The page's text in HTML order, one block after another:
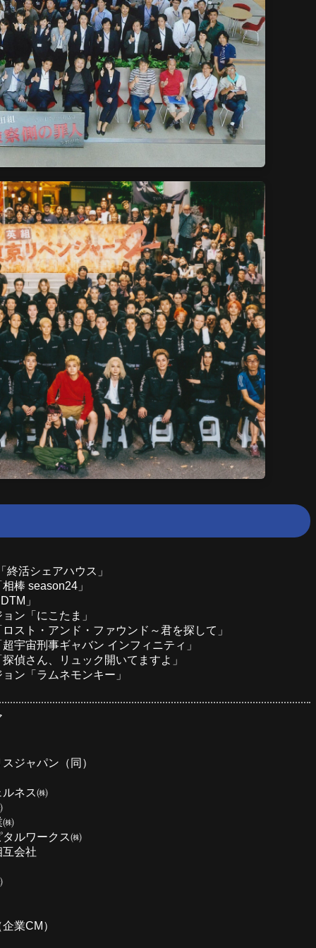
終活シェアハウス」
棒 season24」
」
ン「にこたま」
スト・アンド・ファウンド～君を探して」
宇宙刑事ギャバン インフィニティ」
偵さん、リュック開いてますよ」
ン「ラムネモンキー」
ジャパン（同）
ルネス㈱
㈱
ルワークス㈱
会社
業CM）